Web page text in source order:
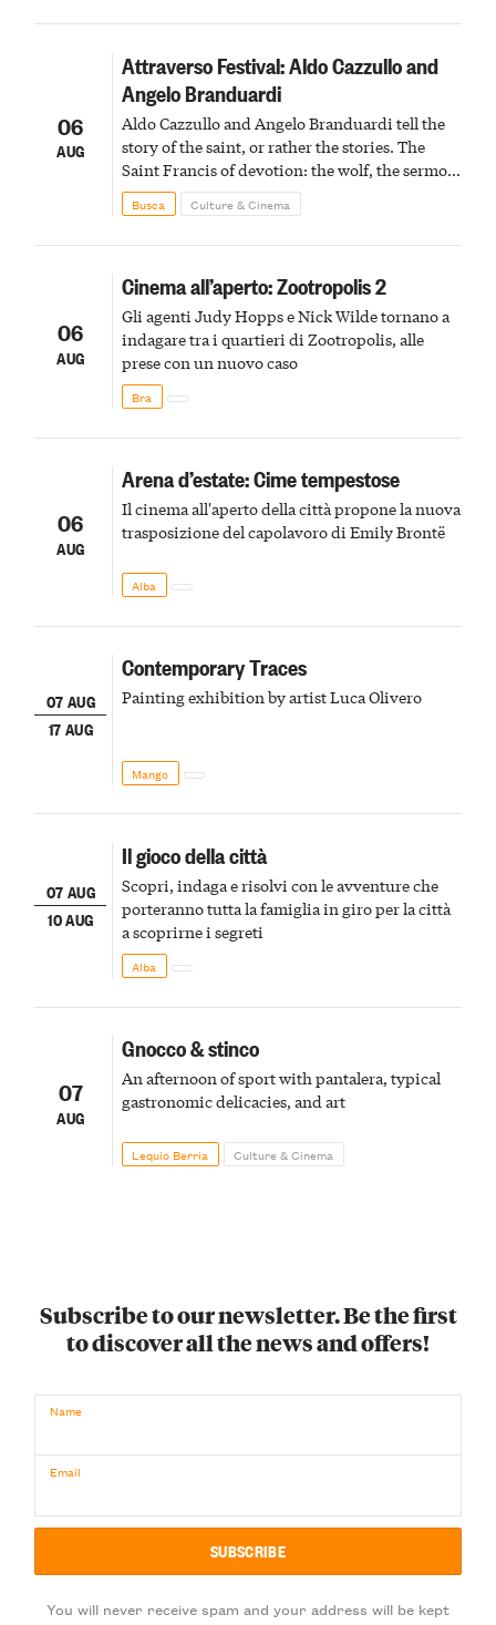
06
AUG
Attraverso Festival: Aldo Cazzullo and
Angelo Branduardi
Aldo Cazzullo and Angelo Branduardi tell the
story of the saint, or rather the stories. The
Saint Francis of devotion: the wolf, the sermon
to the birds, the stigmata
Busca Culture & Cinema
06
AUG
Cinema all’aperto: Zootropolis 2
Gli agenti Judy Hopps e Nick Wilde tornano a
indagare tra i quartieri di Zootropolis, alle
prese con un nuovo caso
Bra
06
AUG
Arena d’estate: Cime tempestose
Il cinema all'aperto della città propone la nuova
trasposizione del capolavoro di Emily Brontë
Alba
07 AUG
17 AUG
Contemporary Traces
Painting exhibition by artist Luca Olivero
Mango
07 AUG
10 AUG
Il gioco della città
Scopri, indaga e risolvi con le avventure che
porteranno tutta la famiglia in giro per la città
a scoprirne i segreti
Alba
07
AUG
Gnocco & stinco
An afternoon of sport with pantalera, typical
gastronomic delicacies, and art
Lequio Berria Culture & Cinema
Subscribe to our newsletter. Be the first
to discover all the news and offers!
Name
Email
You will never receive spam and your address will be kept